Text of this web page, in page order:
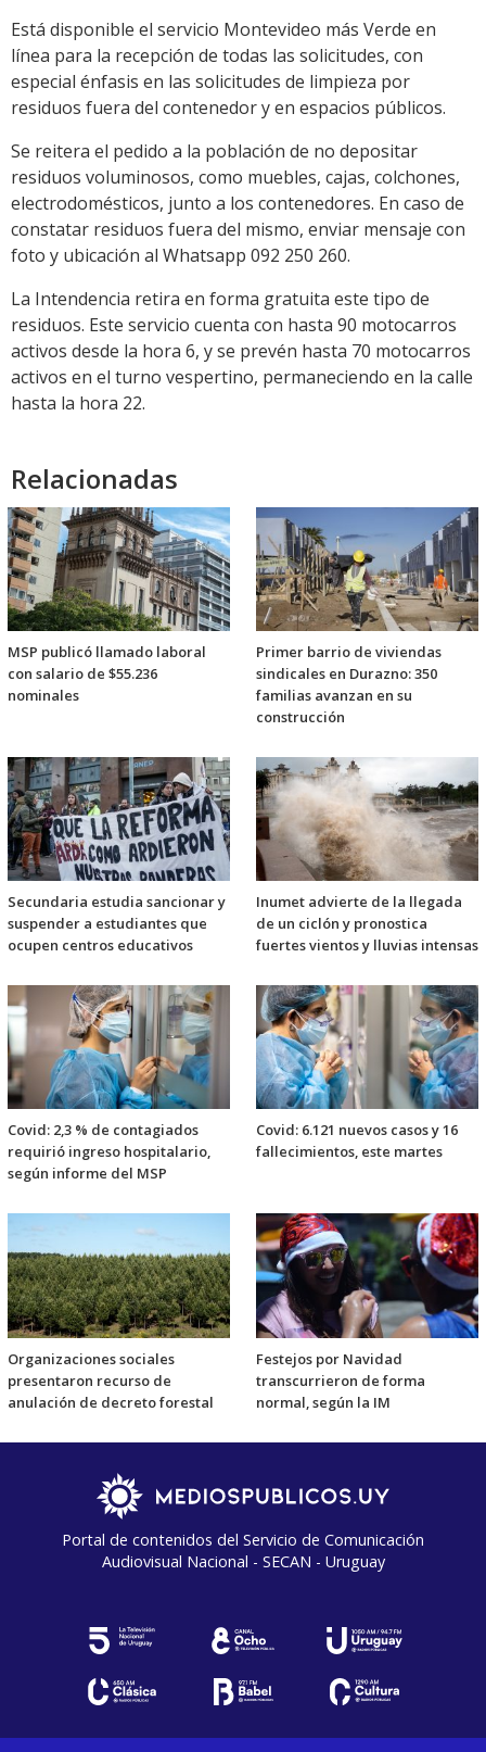
Está disponible el servicio Montevideo más Verde en
línea para la recepción de todas las solicitudes, con
especial énfasis en las solicitudes de limpieza por
residuos fuera del contenedor y en espacios públicos.
Se reitera el pedido a la población de no depositar
residuos voluminosos, como muebles, cajas, colchones,
electrodomésticos, junto a los contenedores. En caso de
constatar residuos fuera del mismo, enviar mensaje con
foto y ubicación al Whatsapp 092 250 260.
La Intendencia retira en forma gratuita este tipo de
residuos. Este servicio cuenta con hasta 90 motocarros
activos desde la hora 6, y se prevén hasta 70 motocarros
activos en el turno vespertino, permaneciendo en la calle
hasta la hora 22.
Relacionadas
MSP publicó llamado laboral
con salario de $55.236
nominales
Primer barrio de viviendas
sindicales en Durazno: 350
familias avanzan en su
construcción
Secundaria estudia sancionar y
suspender a estudiantes que
ocupen centros educativos
Inumet advierte de la llegada
de un ciclón y pronostica
fuertes vientos y lluvias intensas
Covid: 2,3 % de contagiados
requirió ingreso hospitalario,
según informe del MSP
Covid: 6.121 nuevos casos y 16
fallecimientos, este martes
Organizaciones sociales
presentaron recurso de
anulación de decreto forestal
Festejos por Navidad
transcurrieron de forma
normal, según la IM
Portal de contenidos del Servicio de Comunicación
Audiovisual Nacional - SECAN - Uruguay